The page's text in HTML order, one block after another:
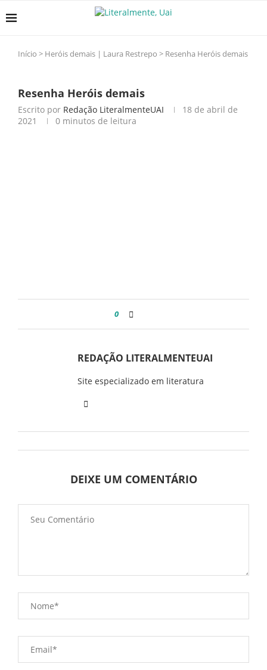
Início > Heróis demais | Laura Restrepo > Resenha Heróis demais
Resenha Heróis demais
Escrito por Redação LiteralmenteUAI
18 de abril de
2021
0 minutos de leitura
0
REDAÇÃO LITERALMENTEUAI
Site especializado em literatura
DEIXE UM COMENTÁRIO